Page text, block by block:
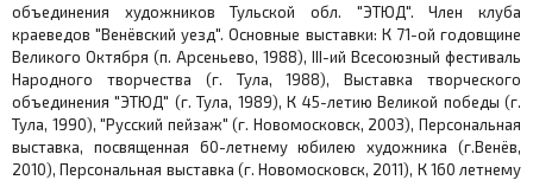
объединения художников Тульской обл. "ЭТЮД". Член клуба
краеведов "Венёвский уезд". Основные выставки: К 71-ой годовщине
Великого Октября (п. Арсеньево, 1988), III-ий Всесоюзный фестиваль
Народного творчества (г. Тула, 1988), Выставка творческого
объединения "ЭТЮД" (г. Тула, 1989), К 45-летию Великой победы (г.
Тула, 1990), "Русский пейзаж" (г. Новомосковск, 2003), Персональная
выставка, посвященная 60-летнему юбилею художника (г.Венёв,
2010), Персональная выставка (г. Новомосковск, 2011), К 160 летнему